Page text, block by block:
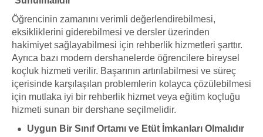
Öğrencinin zamanını verimli değerlendirebilmesi,
eksikliklerini giderebilmesi ve dersler üzerinden
hakimiyet sağlayabilmesi için rehberlik hizmetleri şarttır.
Ayrıca bazı modern dershanelerde öğrencilere bireysel
koçluk hizmeti verilir. Başarının artırılabilmesi ve süreç
içerisinde karşılaşılan problemlerin kolayca çözülebilmesi
için mutlaka iyi bir rehberlik hizmet veya eğitim koçluğu
hizmeti sunan bir dershane seçilmelidir.
Uygun Bir Sınıf Ortamı ve Etüt İmkanları Olmalıdır